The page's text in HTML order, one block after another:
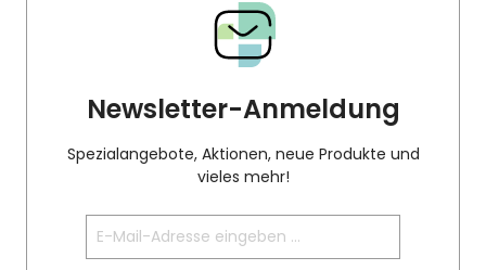
Newsletter-Anmeldung
Spezialangebote, Aktionen, neue Produkte und
vieles mehr!